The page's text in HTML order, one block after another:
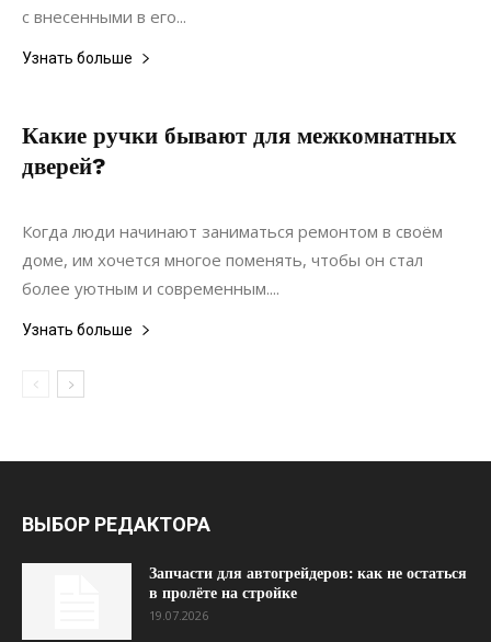
с внесенными в его...
Узнать больше
Какие ручки бывают для межкомнатных
дверей?
05.11.2017
Когда люди начинают заниматься ремонтом в своём
доме, им хочется многое поменять, чтобы он стал
более уютным и современным....
Узнать больше
ВЫБОР РЕДАКТОРА
Запчасти для автогрейдеров: как не остаться
в пролёте на стройке
19.07.2026